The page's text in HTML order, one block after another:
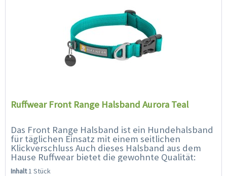
Ruffwear Front Range Halsband Aurora Teal
Das Front Range Halsband ist ein Hundehalsband
für täglichen Einsatz mit einem seitlichen
Klickverschluss Auch dieses Halsband aus dem
Hause Ruffwear bietet die gewohnte Qualität:
Aluminium V-Ring, separater...
Inhalt1 Stück